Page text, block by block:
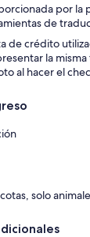
por
de
de crédito
la
al hacer el
solo